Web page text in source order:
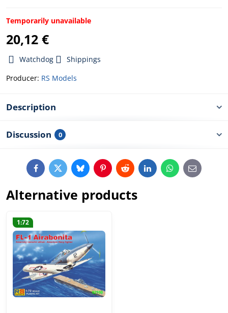
Temporarily unavailable
20,12 €
Watchdog
Shippings
Producer: RS Models
Description
Discussion 0
FacebookTwitterBlueskyPinterestRedditLinkedInWhatsApp
E-
mail
Alternative products
1:72